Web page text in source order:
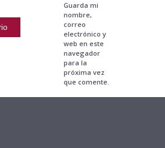
Guarda mi
nombre,
correo
electrónico y
web en este
navegador
para la
próxima vez
que comente.